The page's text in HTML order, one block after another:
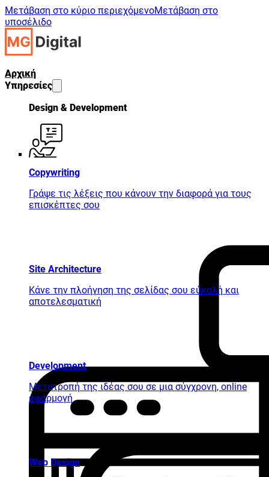
Μετάβαση στο κύριο περιεχόμενοΜετάβαση στο
υποσέλιδο
Αρχική
Υπηρεσίες
Design & Development
Copywriting
Γράψε τις λέξεις που κάνουν την διαφορά για τους
επισκέπτες σου
Site Architecture
Κάνε την πλοήγηση της σελίδας σου εύκολή και
αποτελεσματική
Development
Μετατροπή της ιδέας σου σε μια σύγχρονη, online
εφαρμογή
Web Design